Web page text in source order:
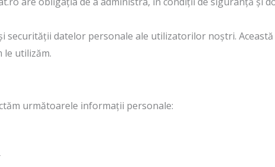
securității datelor personale ale utilizatorilor noștri.
le utilizăm.
următoarele informații personale: